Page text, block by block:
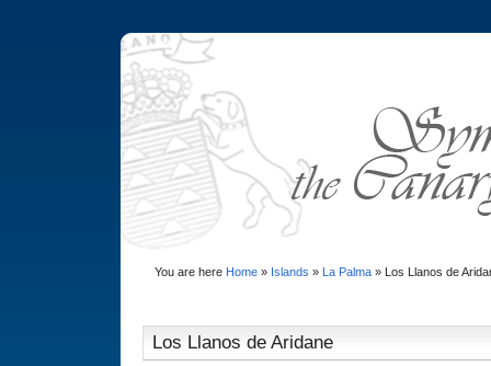
You are here Home» Islands » La Palma» Los Llanos de
Los Llanos de Aridane